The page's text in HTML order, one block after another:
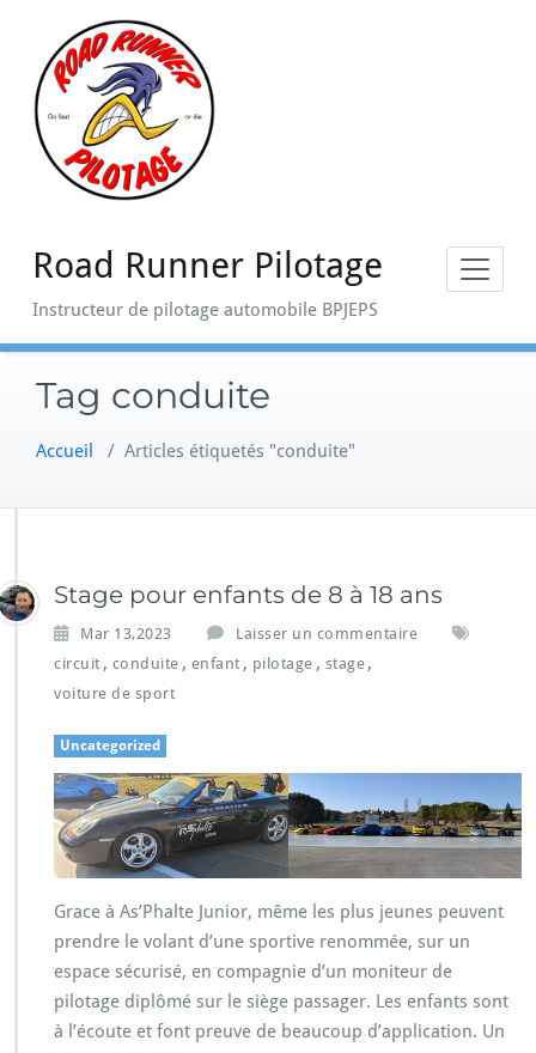
content
Road Runner Pilotage
Instructeur de pilotage automobile BPJEPS
Tag conduite
Accueil / Articles étiquetés "conduite"
Stage pour enfants de 8 à 18 ans
Mar 13,2023
Laisser un commentaire
circuit , conduite , enfant , pilotage , stage ,
voiture de sport
Uncategorized
Grace à As’Phalte Junior, même les plus jeunes peuvent
prendre le volant d’une sportive renommée, sur un
espace sécurisé, en compagnie d’un moniteur de
pilotage diplômé sur le siège passager. Les enfants sont
à l’écoute et font preuve de beaucoup d’application. Un